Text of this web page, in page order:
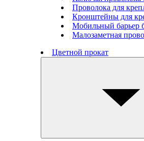
Проволока для
Кронштейны для
Мобильный барьер
Малозаметная
Цветной прокат